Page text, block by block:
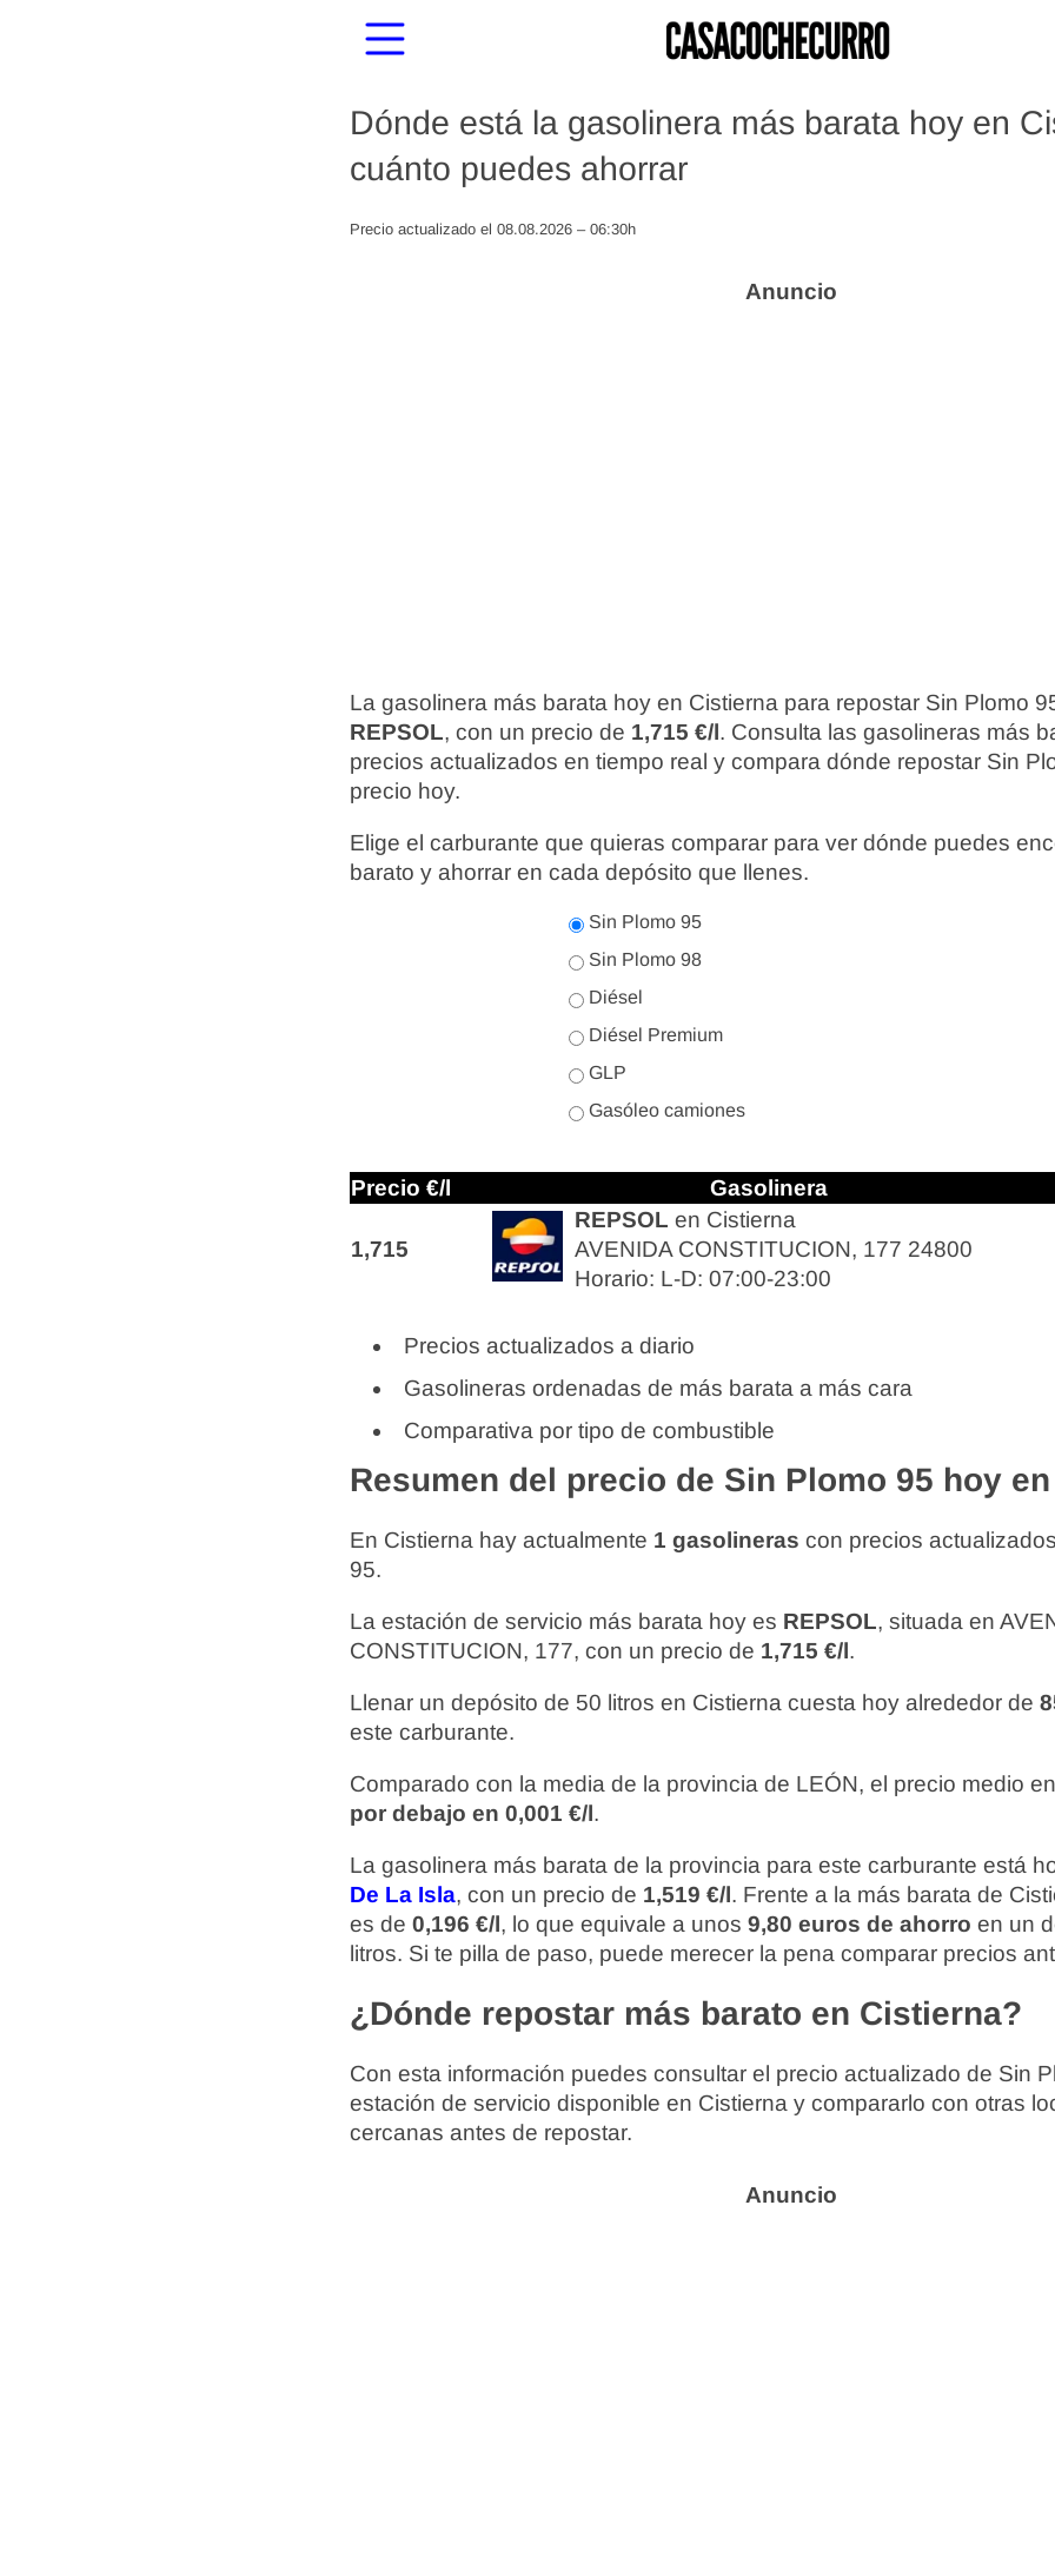
Dónde está la gasolinera más barata hoy en
cuánto puedes ahorrar
Precio actualizado el 08.08.2026 – 06:30h
La gasolinera más barata hoy en Cistierna para repostar Sin Plomo
REPSOL, con un precio de 1,715 €/l. Consulta las gasolineras más
precios actualizados en tiempo real y compara dónde repostar Sin
precio hoy.
Elige el carburante que quieras comparar para ver dónde puedes
barato y ahorrar en cada depósito que llenes.
Sin Plomo 95
Sin Plomo 98
Diésel
Diésel Premium
GLP
Gasóleo camiones
Precio €/l Gasolinera
1,715
REPSOL en Cistierna
AVENIDA CONSTITUCION, 177 24800
Horario: L-D: 07:00-23:00
Precios actualizados a diario
Gasolineras ordenadas de más barata a más cara
Comparativa por tipo de combustible
Resumen del precio de Sin Plomo 95 hoy
En Cistierna hay actualmente 1 gasolineras con precios
95.
La estación de servicio más barata hoy es REPSOL, situada en
CONSTITUCION, 177, con un precio de 1,715 €/l.
Llenar un depósito de 50 litros en Cistierna cuesta hoy alrededor de
este carburante.
Comparado con la media de la provincia de LEÓN, el precio medio
por debajo en 0,001 €/l.
La gasolinera más barata de la provincia para este carburante está
De La Isla, con un precio de 1,519 €/l. Frente a la más barata de
es de 0,196 €/l, lo que equivale a unos 9,80 euros de ahorro en un
litros. Si te pilla de paso, puede merecer la pena comparar precios
¿Dónde repostar más barato en Cistierna?
Con esta información puedes consultar el precio actualizado de Sin
estación de servicio disponible en Cistierna y compararlo con otras
cercanas antes de repostar.